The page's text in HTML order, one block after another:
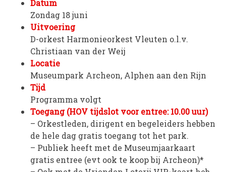
Contact
Datum
Zondag 18 juni
Uitvoering
D-orkest Harmonieorkest Vleuten o.l.v.
Christiaan van der Weij
Locatie
Museumpark Archeon, Alphen aan den Rijn
Tijd
Programma volgt
Toegang (HOV tijdslot voor entree: 10.00 uur)
– Orkestleden, dirigent en begeleiders hebben
de hele dag gratis toegang tot het park.
– Publiek heeft met de Museumjaarkaart
gratis entree (evt ook te koop bij Archeon)*